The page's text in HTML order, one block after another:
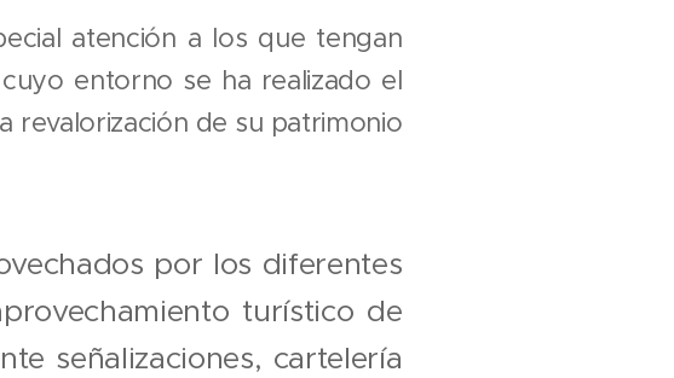
atención a los que tengan
entorno se ha realizado el
revalorización de su patrimonio
por los diferentes
turístico de
señalizaciones, cartelería